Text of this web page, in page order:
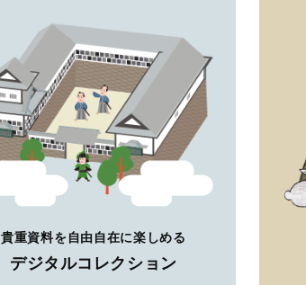
貴重資料を自由自在に楽しめる
デジタルコレクション